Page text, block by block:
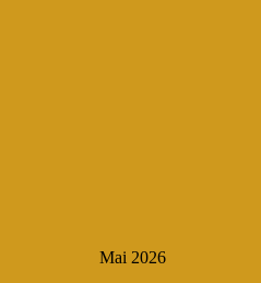
Mai 2026